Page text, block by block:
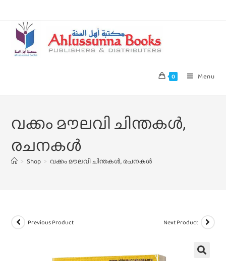
0 Menu
വക്കം മൗലവി ചിന്തകൾ,
രചനകൾ
> Shop > വക്കം മൗലവി ചിന്തകൾ, രചനകൾ
Previous Product Next Product